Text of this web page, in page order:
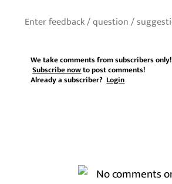
We take comments from subscribers only!
Subscribe nowto post comments!
Already a subscriber?Login